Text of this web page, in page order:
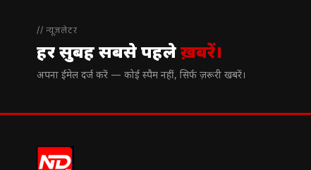
// न्यूज़लेटर
हर सुबह सबसे पहलेख़बरें।
अपना ईमेल दर्ज करें — कोई स्पैम नहीं, सिर्फ ज़रूरी खबरें।